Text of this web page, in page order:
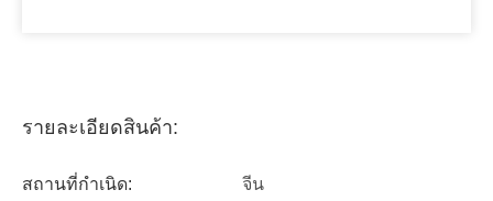
รายละเอียดสินค้า:
สถานที่กำเนิด: จีน